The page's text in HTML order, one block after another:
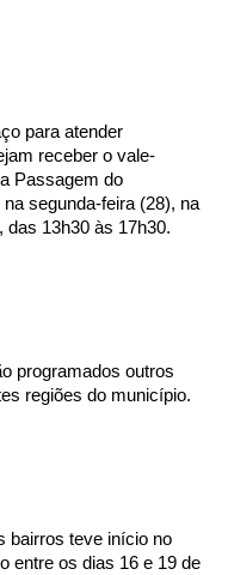
para atender
receber o vale-
Passagem do
segunda-feira (28), na
das 13h30 às 17h30.
programados outros
regiões do município.
bairros teve início no
entre os dias 16 e 19 de